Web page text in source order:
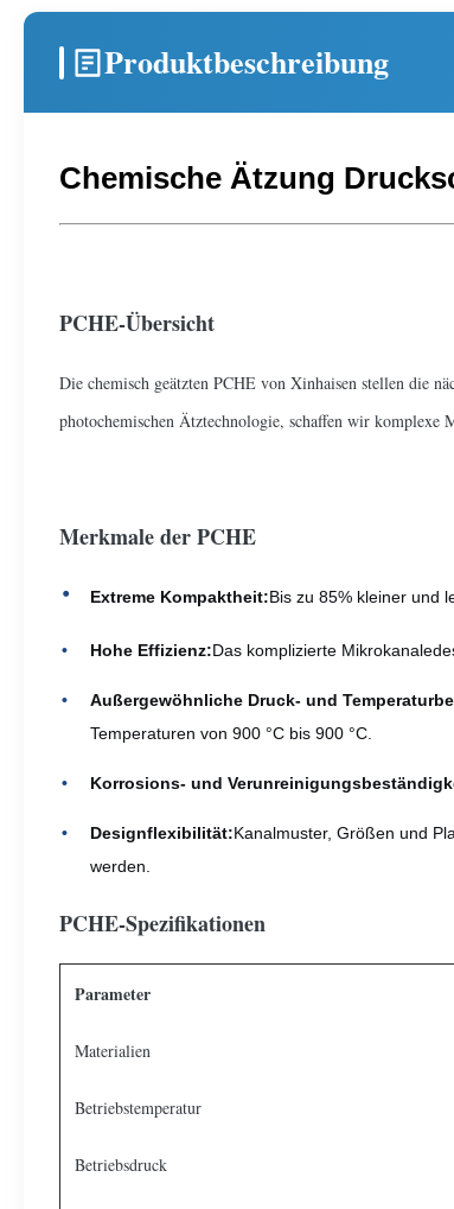
Produktbeschreibung
Chemische Ätzung
PCHE-Übersicht
Die chemisch geätzten PCHE von Xinhaisen stellen die
photochemischen Ätztechnologie, schaffen wir komplexe
Merkmale der PCHE
Extreme Kompaktheit:Bis zu 85% kleiner und
Hohe Effizienz:Das komplizierte
Außergewöhnliche Druck- und
Temperaturen von 900 °C bis 900 °C.
Korrosions- und
Designflexibilität:Kanalmuster, Größen und
werden.
PCHE-Spezifikationen
Parameter
Materialien
Betriebstemperatur
Betriebsdruck